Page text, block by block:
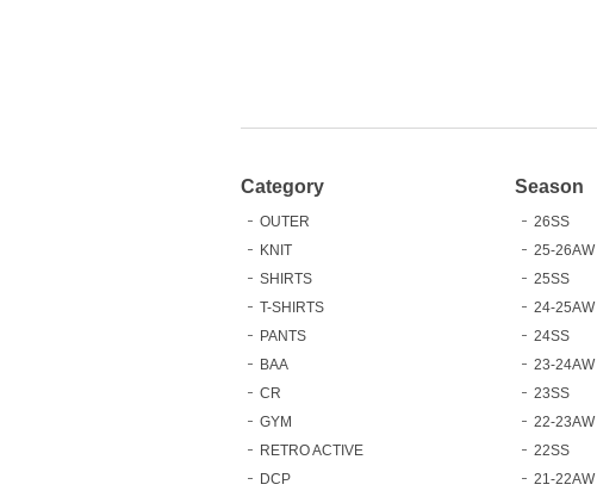
Category
OUTER
KNIT
SHIRTS
T-SHIRTS
PANTS
BAA
CR
GYM
RETRO ACTIVE
DCP
Season
26SS
25-26AW
25SS
24-25AW
24SS
23-24AW
23SS
22-23AW
22SS
21-22AW